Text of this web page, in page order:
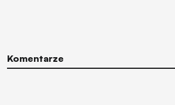
Komentarze